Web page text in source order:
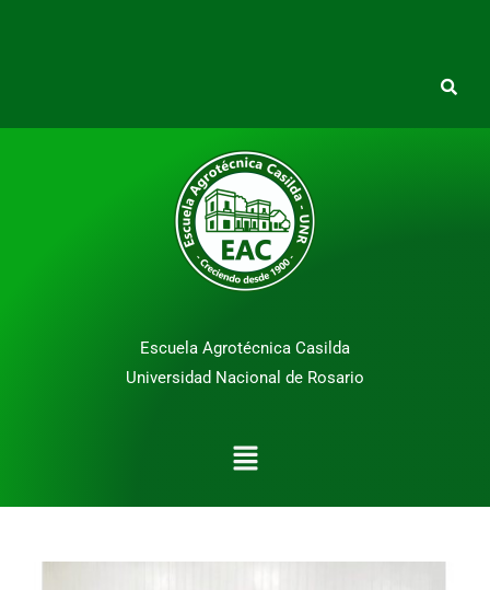
Escuela Agrotécnica Casilda
Universidad Nacional de Rosario